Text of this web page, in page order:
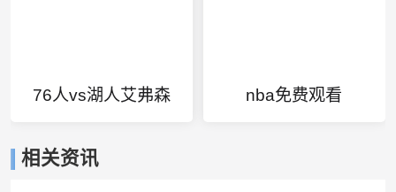
76人vs湖人艾弗森 nba免费观看
相关资讯